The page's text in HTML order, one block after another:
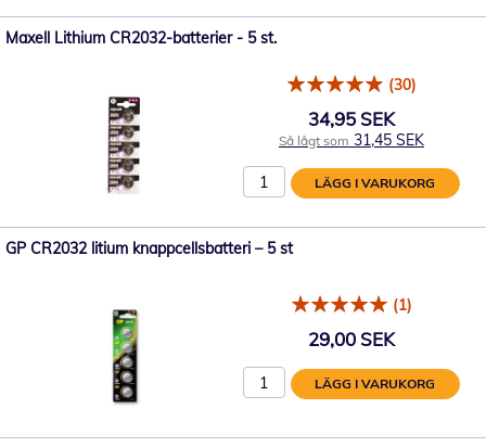
Maxell Lithium CR2032-batterier - 5 st.
(30)
34,95 SEK
Så lågt som 31,45 SEK
LÄGG I VARUKORG
GP CR2032 litium knappcellsbatteri – 5 st
(1)
29,00 SEK
LÄGG I VARUKORG